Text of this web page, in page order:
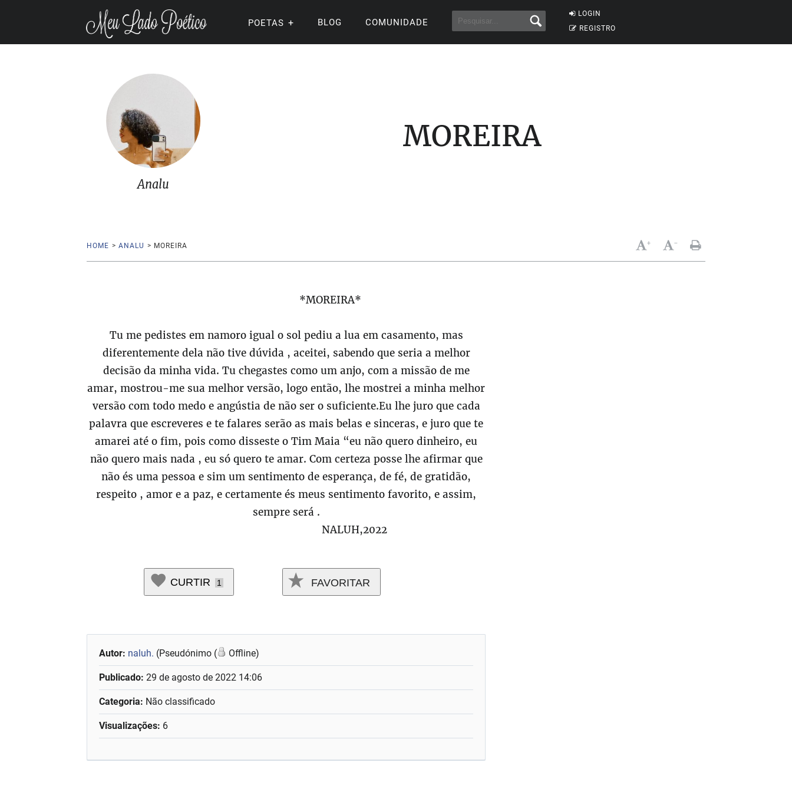
LOGIN
REGISTRO
POETAS BLOG COMUNIDADE
MOREIRA
Analu
HOME > ANALU > MOREIRA + -
*MOREIRA*
Tu me pedistes em namoro igual o sol pediu a lua em casamento, mas
diferentemente dela não tive dúvida , aceitei, sabendo que seria a melhor
decisão da minha vida. Tu chegastes como um anjo, com a missão de me
amar, mostrou-me sua melhor versão, logo então, lhe mostrei a minha melhor
versão com todo medo e angústia de não ser o suficiente.Eu lhe juro que cada
palavra que escreveres e te falares serão as mais belas e sinceras, e juro que te
amarei até o fim, pois como disseste o Tim Maia “eu não quero dinheiro, eu
não quero mais nada , eu só quero te amar. Com certeza posse lhe afirmar que
não és uma pessoa e sim um sentimento de esperança, de fé, de gratidão,
respeito , amor e a paz, e certamente és meus sentimento favorito, e assim,
sempre será .
NALUH,2022
CURTIR 1 FAVORITAR
Autor: naluh. (Pseudónimo ( Offline)
Publicado:29 de agosto de 2022 14:06
Categoria: Não classificado
Visualizações: 6